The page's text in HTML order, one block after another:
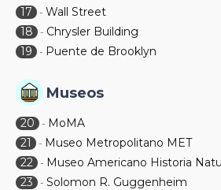
17
- Wall Street
18
- Chrysler Building
19
- Puente de Brooklyn
Museos
20 - MoMA
21
- Museo Metropolitano MET
22 - Museo Americano Historia
23
- Solomon R. Guggenheim